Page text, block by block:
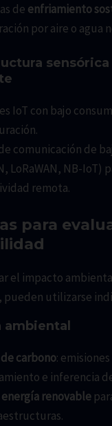
de enfriamiento
por aire o agua
sensórica
IoT con bajo
comunicación de
LoRaWAN, NB-IoT)
remota.
para
el impacto
pueden utilizarse
carbono:
e inferencia
energía renovable